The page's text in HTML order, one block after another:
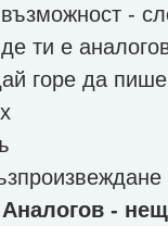
-
ти е
горе да
-